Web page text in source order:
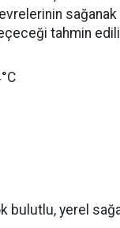
tahmin
bulutlu, yerel